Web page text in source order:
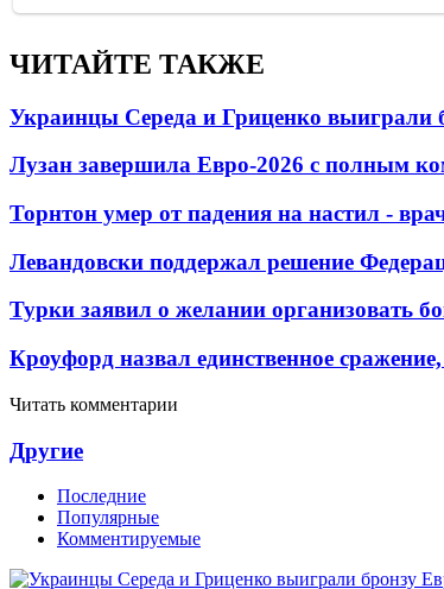
ЧИТАЙТЕ ТАКЖЕ
Украинцы Середа и Гриценко выиграли
Лузан завершила Евро-2026 с полным
Торнтон умер от падения на настил -
Левандовски поддержал решение
Турки заявил о желании организовать
Кроуфорд назвал единственное
Читать комментарии
Другие
Последние
Популярные
Комментируемые